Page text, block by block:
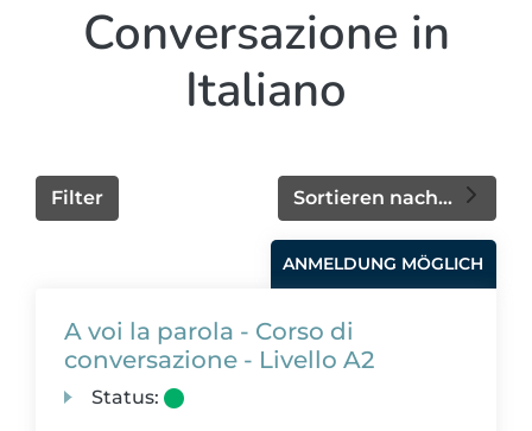
Conversazione in
Italiano
Sortieren nach...
Filter
ANMELDUNG MÖGLICH
A voi la parola - Corso di
conversazione - Livello A2
Status: